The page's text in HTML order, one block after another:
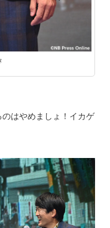
はやめましょ！イカゲ